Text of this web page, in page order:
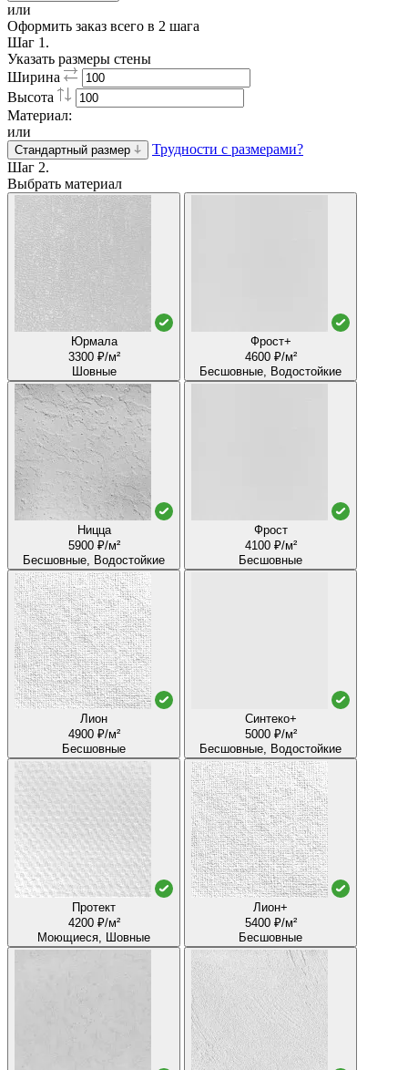
или
Оформить заказ всего в 2 шага
Шаг 1.
Указать размеры стены
Ширина
Высота
Материал:
или
Стандартный размер
Трудности с размерами?
Шаг 2.
Выбрать материал
Юрмала
3300 ₽/м²
Шовные
Фрост+
4600 ₽/м²
Бесшовные, Водостойкие
Ницца
5900 ₽/м²
Бесшовные, Водостойкие
Фрост
4100 ₽/м²
Бесшовные
Лион
4900 ₽/м²
Бесшовные
Синтеко+
5000 ₽/м²
Бесшовные, Водостойкие
Протект
4200 ₽/м²
Моющиеся, Шовные
Лион+
5400 ₽/м²
Бесшовные